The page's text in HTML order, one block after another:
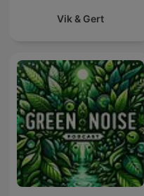
Vik & Gert